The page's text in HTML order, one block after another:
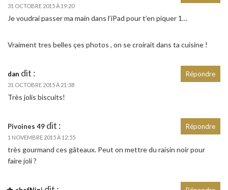
31 OCTOBRE 2015 À 19:20
Je voudrai passer ma main dans l’iPad pour t’en piquer 1…
Vraiment tres belles çes photos , on se croirait dans ta cuisine !
dan dit :
31 OCTOBRE 2015 À 21:38
Très jolis biscuits!
Répondre
Pivoines 49 dit :
1 NOVEMBRE 2015 À 12:55
très gourmand ces gâteaux. Peut on mettre du raisin noir pour
faire joli ?
Répondre